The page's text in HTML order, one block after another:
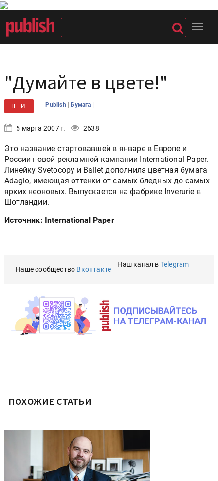
"Думайте в цвете!"
ТЕГИ Publish |Бумага |
5 марта 2007 г. 2638
Это название стартовавшей в январе в Европе и
России новой рекламной кампании International Paper.
Линейку Svetocopy и Ballet дополнила цветная бумага
Adagio, имеющая оттенки от самых бледных до самых
ярких неоновых. Выпускается на фабрике Inverurie в
Шотландии.
Источник: International Paper
Наше сообщество Вконтакте
Наш канал в Telegram
ПОХОЖИЕ СТАТЬИ